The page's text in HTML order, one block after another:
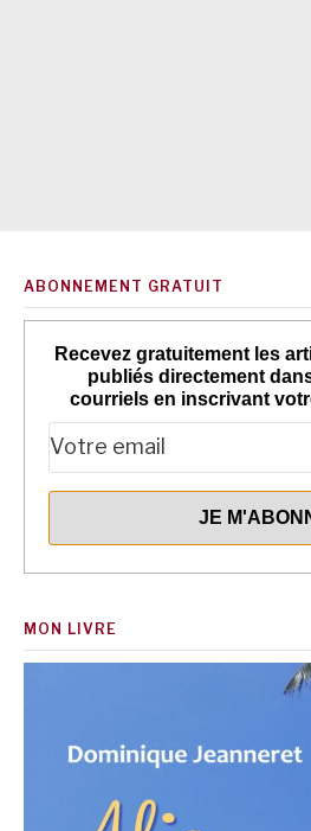
ABONNEMENT GRATUIT
Recevez gratuitement les
publiés directement
courriels en inscrivant
MON LIVRE